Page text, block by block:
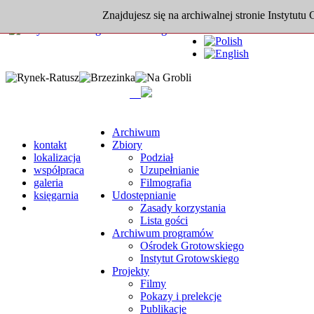
Znajdujesz się na archiwalnej stronie Instytutu
kontakt
lokalizacja
współpraca
galeria
księgarnia
Archiwum
Zbiory
Podział
Uzupełnianie
Filmografia
Udostępnianie
Zasady korzystania
Lista gości
Archiwum programów
Ośrodek Grotowskiego
Instytut Grotowskiego
Projekty
Filmy
Pokazy i prelekcje
Publikacje